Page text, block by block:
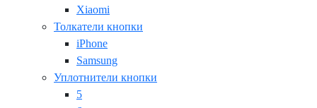
Xiaomi
Толкатели кнопки
iPhone
Samsung
Уплотнители кнопки
5